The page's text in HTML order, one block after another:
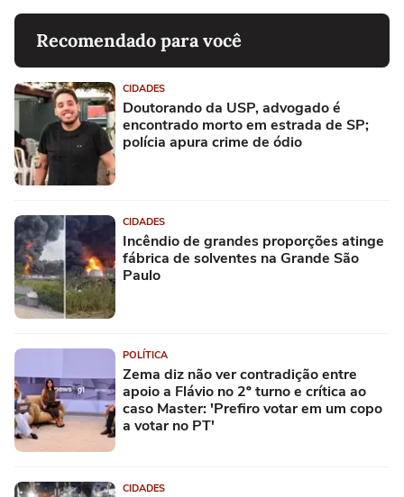
Recomendado para você
CIDADES
Doutorando da USP, advogado é
encontrado morto em estrada de SP;
polícia apura crime de ódio
CIDADES
Incêndio de grandes proporções atinge
fábrica de solventes na Grande São
Paulo
POLÍTICA
Zema diz não ver contradição entre
apoio a Flávio no 2º turno e crítica ao
caso Master: 'Prefiro votar em um copo
a votar no PT'
CIDADES